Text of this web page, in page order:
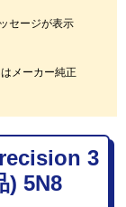
セージが表示
メーカー純正
3
) 5N8